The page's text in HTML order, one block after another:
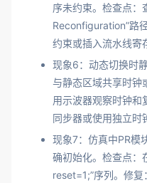
序未约束。检查点：
Reconfiguration”路
约束或插入流水线寄
现象6：动态切换时
与静态区域共享时钟
用示波器观察时钟和
同步器或使用独立时
现象7：仿真中PR模
确初始化。检查点
reset=1;”序列。修